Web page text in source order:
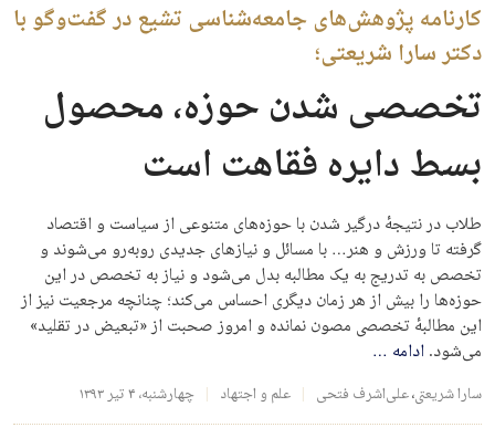
کارنامه پژوهش‌های جامعه‌شناسی تشیع در گفت‌وگو با
دکتر سارا شریعتی؛
تخصصی شدن حوزه، محصول
بسط دایره فقاهت است
طلاب در نتیجهٔ درگیر شدن با حوزه‌های متنوعی از سیاست و اقتصاد
گرفته تا ورزش و هنر… با مسائل و نیازهای جدیدی روبه‌رو می‌شوند و
تخصص به تدریج به یک مطالبه بدل می‌شود و نیاز به تخصص در این
حوزه‌ها را بیش از هر زمان دیگری احساس می‌کند؛ چنانچه مرجعیت نیز از
این مطالبهٔ تخصصی مصون نمانده و امروز صحبت از «تبعیض در تقلید»
می‌شود.ادامه …
سارا شریعتی،علی‌اشرف فتحی علم و اجتهاد چهارشنبه، ۴ تیر ۱۳۹۳